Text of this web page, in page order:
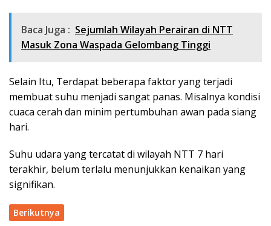
Baca Juga : Sejumlah Wilayah Perairan di NTT
Masuk Zona Waspada Gelombang Tinggi
Selain Itu, Terdapat beberapa faktor yang terjadi
membuat suhu menjadi sangat panas. Misalnya kondisi
cuaca cerah dan minim pertumbuhan awan pada siang
hari.
Suhu udara yang tercatat di wilayah NTT 7 hari
terakhir, belum terlalu menunjukkan kenaikan yang
signifikan.
Berikutnya